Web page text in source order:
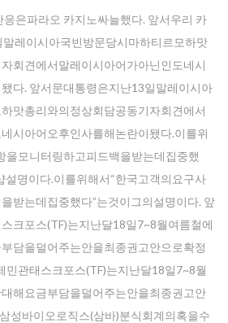
은파라오 카지노싸늘했다. 앞서우리 카
레이시아국빈방문당시마하티르모하맛
회견에서말레이시아어가아닌인도네시
다. 앞서문대통령은지난13일말레이시아
맛총리와의정상회담공동기자회견에서
시아어오후인사를해논란이됐다.이를위
을모니터링하고피드백을받는데집중했
설명이다.이를위해서“한국고객의요구사
받는데집중했다”는것이그의설명이다. 앞
크포스(TF)는지난달18일7~8월여름철에
담을덜어주는안을최종권고안으로확정
민관태스크포스(TF)는지난달18일7~8월
해요금부담을덜어주는안을최종권고안
성바이오로직스(삼바)분식회계의혹을수